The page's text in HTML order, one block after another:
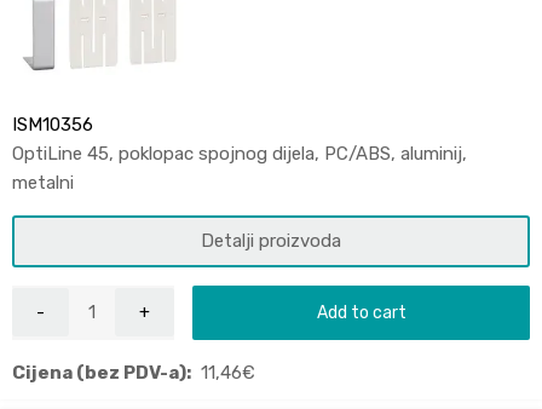
ISM10356
OptiLine 45, poklopac spojnog dijela, PC/ABS, aluminij,
metalni
Detalji proizvoda
Add to cart
Cijena (bez PDV-a): 11,46€